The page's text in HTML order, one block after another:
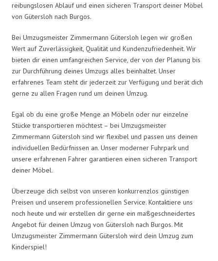
reibungslosen Ablauf und einen sicheren Transport deiner Möbel
von Gütersloh nach Burgos.
Bei Umzugsmeister Zimmermann Gütersloh legen wir großen
Wert auf Zuverlässigkeit, Qualität und Kundenzufriedenheit. Wir
bieten dir einen umfangreichen Service, der von der Planung bis
zur Durchführung deines Umzugs alles beinhaltet. Unser
erfahrenes Team steht dir jederzeit zur Verfügung und berät dich
gerne zu allen Fragen rund um deinen Umzug.
Egal ob du eine große Menge an Möbeln oder nur einzelne
Stücke transportieren möchtest – bei Umzugsmeister
Zimmermann Gütersloh sind wir flexibel und passen uns deinen
individuellen Bedürfnissen an. Unser moderner Fuhrpark und
unsere erfahrenen Fahrer garantieren einen sicheren Transport
deiner Möbel.
Überzeuge dich selbst von unseren konkurrenzlos günstigen
Preisen und unserem professionellen Service. Kontaktiere uns
noch heute und wir erstellen dir gerne ein maßgeschneidertes
Angebot für deinen Umzug von Gütersloh nach Burgos. Mit
Umzugsmeister Zimmermann Gütersloh wird dein Umzug zum
Kinderspiel!